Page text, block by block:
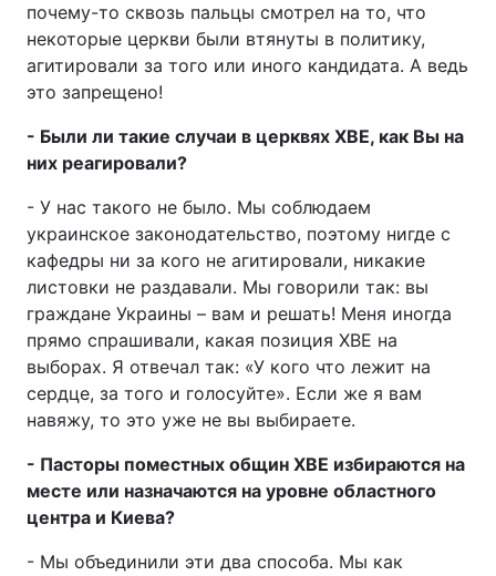
почему-то сквозь пальцы смотрел на то, что
некоторые церкви были втянуты в политику,
агитировали за того или иного кандидата. А ведь
это запрещено!
- Были ли такие случаи в церквях ХВЕ, как Вы на
них реагировали?
- У нас такого не было. Мы соблюдаем
украинское законодательство, поэтому нигде с
кафедры ни за кого не агитировали, никакие
листовки не раздавали. Мы говорили так: вы
граждане Украины – вам и решать! Меня иногда
прямо спрашивали, какая позиция ХВЕ на
выборах. Я отвечал так: «У кого что лежит на
сердце, за того и голосуйте». Если же я вам
навяжу, то это уже не вы выбираете.
- Пасторы поместных общин ХВЕ избираются на
месте или назначаются на уровне областного
центра и Киева?
- Мы объединили эти два способа. Мы как